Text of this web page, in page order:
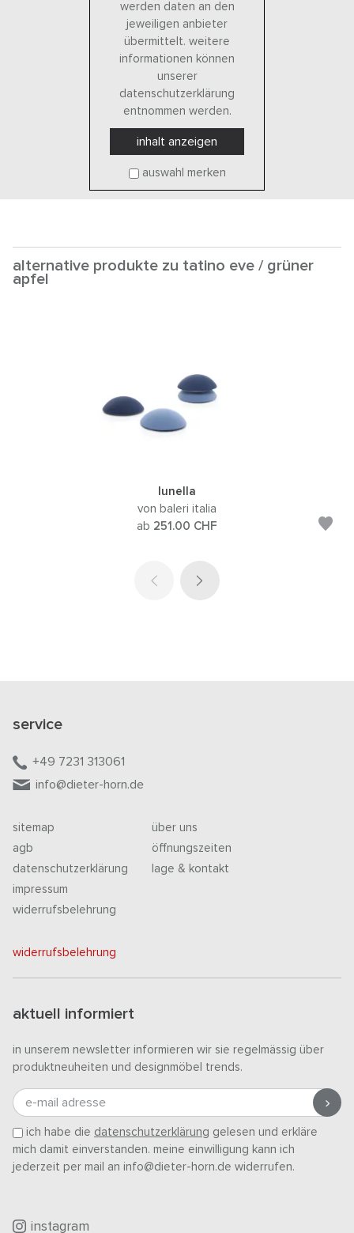
werden daten an den
jeweiligen anbieter
übermittelt. weitere
informationen können
unserer
datenschutzerklärung
entnommen werden.
inhalt anzeigen
auswahl merken
alternative produkte zu tatino eve / grüner
apfel
lunella
von baleri italia
ab 251.00 CHF
service
+49 7231 313061
info@dieter-horn.de
sitemap
agb
datenschutzerklärung
impressum
widerrufsbelehrung
über uns
öffnungszeiten
lage & kontakt
widerrufsbelehrung
aktuell informiert
in unserem newsletter informieren wir sie regelmässig über
produktneuheiten und designmöbel trends.
e-mail adresse
ich habe die datenschutzerklärung gelesen und erkläre
mich damit einverstanden. meine einwilligung kann ich
jederzeit per mail an info@dieter-horn.de widerrufen.
instagram